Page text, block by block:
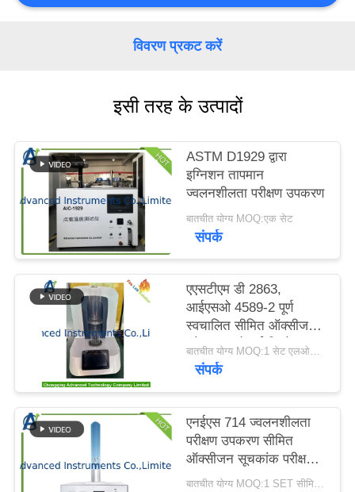
करें
साइटमैप
PRIVACY
POLICY
विवरण प्रकट करें
इसी तरह के उत्पादों
ASTM D1929 द्वारा
इग्निशन तापमान
ज्वलनशीलता परीक्षण उपकरण
बातचीत योग्य MOQ:एक सेट
संपर्क
एएसटीएम डी 2863,
आईएसओ 4589-2 पूर्ण
स्वचालित सीमित ऑक्सीजन
इंडेक्स एलओआई विश्लेषक बातचीत योग्य MOQ:1 सेट एलओआई लिमिटेड ऑक्सीजन सूचकांक विश्लेषक
संपर्क
एनईएस 714 ज्वलनशीलता
परीक्षण उपकरण सीमित
ऑक्सीजन सूचकांक परीक्षक
Index
बातचीत योग्य MOQ:1 SET सीमित ऑक्सीजन सूचकांक परीक्षण उपकरण